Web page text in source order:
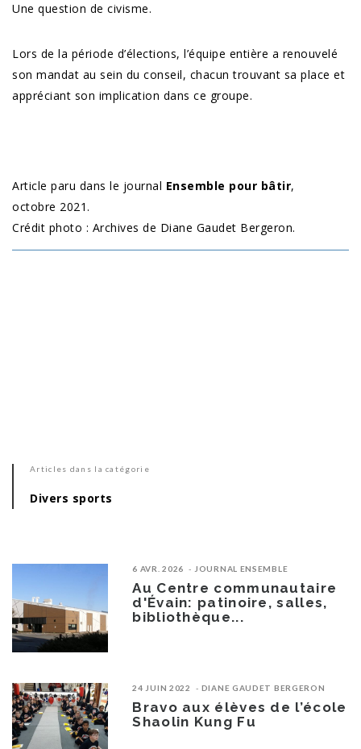
Une question de civisme.
Lors de la période d’élections, l’équipe entière a renouvelé
son mandat au sein du conseil, chacun trouvant sa place et
appréciant son implication dans ce groupe.
Article paru dans le journal Ensemble pour bâtir,
octobre 2021.
Crédit photo : Archives de Diane Gaudet Bergeron.
Articles dans la catégorie
Divers sports
6 AVR. 2026 JOURNAL ENSEMBLE
Au Centre communautaire
d'Évain: patinoire, salles,
bibliothèque...
24 JUIN 2022 DIANE GAUDET BERGERON
Bravo aux élèves de l’école
Shaolin Kung Fu